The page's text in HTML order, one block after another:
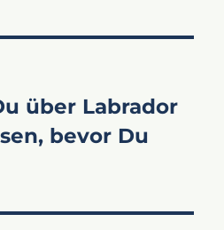
über Labrador
bevor Du